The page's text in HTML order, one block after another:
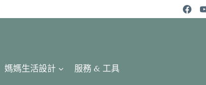
媽媽生活設計 服務 & 工具